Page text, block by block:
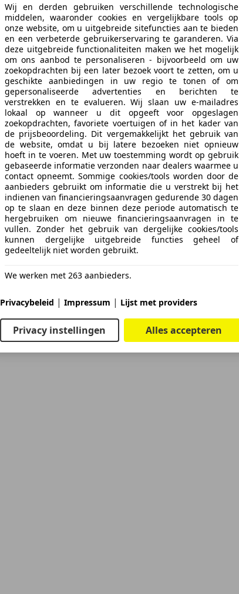
Wij en derden gebruiken verschillende technologische
middelen, waaronder cookies en vergelijkbare tools op
onze website, om u uitgebreide sitefuncties aan te bieden
en een verbeterde gebruikerservaring te garanderen. Via
deze uitgebreide functionaliteiten maken we het mogelijk
om ons aanbod te personaliseren - bijvoorbeeld om uw
zoekopdrachten bij een later bezoek voort te zetten, om u
geschikte aanbiedingen in uw regio te tonen of om
gepersonaliseerde advertenties en berichten te
verstrekken en te evalueren. Wij slaan uw e-mailadres
lokaal op wanneer u dit opgeeft voor opgeslagen
zoekopdrachten, favoriete voertuigen of in het kader van
de prijsbeoordeling. Dit vergemakkelijkt het gebruik van
de website, omdat u bij latere bezoeken niet opnieuw
hoeft in te voeren. Met uw toestemming wordt op gebruik
gebaseerde informatie verzonden naar dealers waarmee u
contact opneemt. Sommige cookies/tools worden door de
aanbieders gebruikt om informatie die u verstrekt bij het
indienen van financieringsaanvragen gedurende 30 dagen
op te slaan en deze binnen deze periode automatisch te
hergebruiken om nieuwe financieringsaanvragen in te
vullen. Zonder het gebruik van dergelijke cookies/tools
kunnen dergelijke uitgebreide functies geheel of
gedeeltelijk niet worden gebruikt.
We werken met 263 aanbieders.
Privacybeleid | Impressum | Lijst met providers
Privacy instellingen Alles accepteren